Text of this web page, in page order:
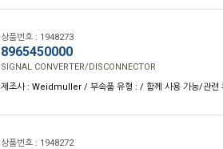
상품번호 : 1948273
8965450000
SIGNAL CONVERTER/DISCONNECTOR
제조사 : Weidmuller / 부속품 유형 : / 함께 사용 가능/관련
상품번호 : 1948272